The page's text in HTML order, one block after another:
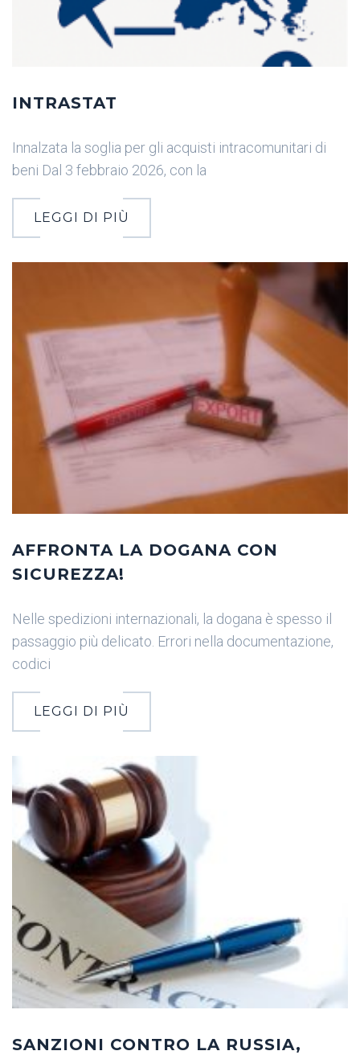
INTRASTAT
Innalzata la soglia per gli acquisti intracomunitari di
beni Dal 3 febbraio 2026, con la
LEGGI DI PIÙ
AFFRONTA LA DOGANA CON
SICUREZZA!
Nelle spedizioni internazionali, la dogana è spesso il
passaggio più delicato. Errori nella documentazione,
codici
LEGGI DI PIÙ
SANZIONI CONTRO LA RUSSIA,